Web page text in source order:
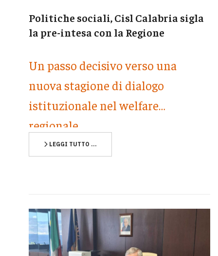
Politiche sociali, Cisl Calabria sigla
la pre-intesa con la Regione
Un passo decisivo verso una
nuova stagione di dialogo
istituzionale nel welfare
regionale
LEGGI TUTTO …